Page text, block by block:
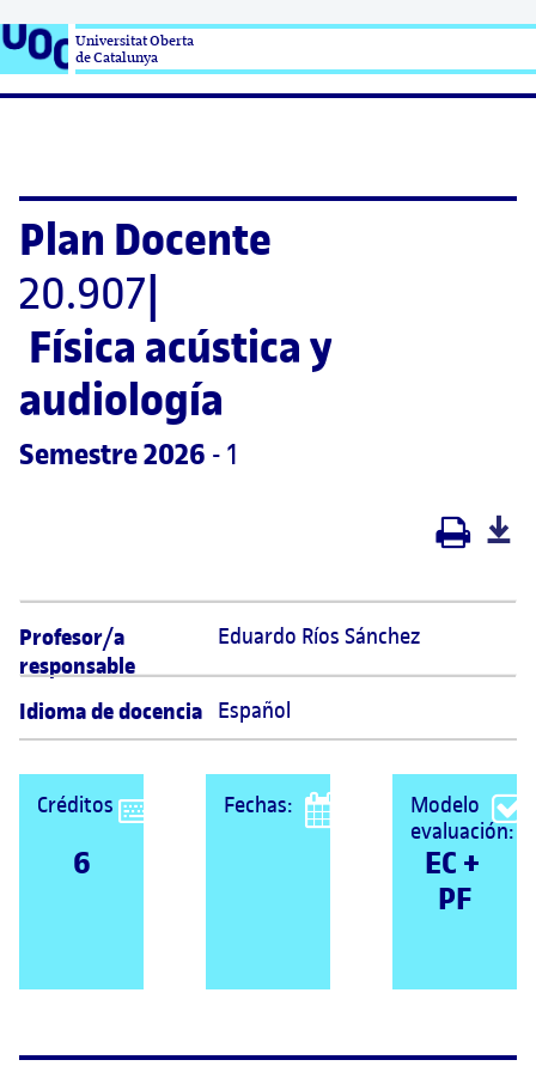
Universitat Oberta
de Catalunya
Plan Docente
20.907
Física acústica y
audiología
Semestre 2026 - 1
Profesor/a
responsable
Eduardo Ríos Sánchez
Idioma de docencia Español
Créditos
6
Fechas:
Modelo
evaluación:
EC +
PF